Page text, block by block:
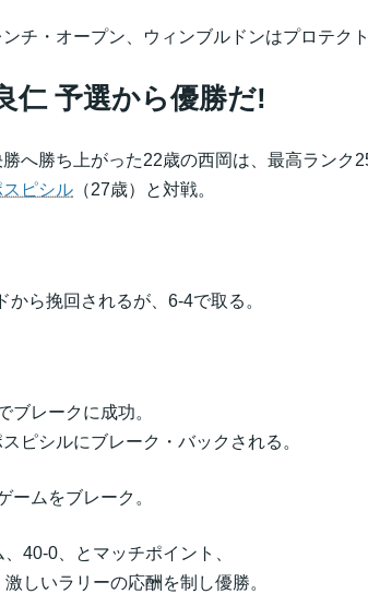
チ・オープン、ウィンブルドンはプロテク
仁 予選から優勝だ!
へ勝ち上がった22歳の西岡は、最高ランク
スピシル （27歳）と対戦。
から挽回されるが、6-4で取る。
ブレークに成功。
ピシルにブレーク・バックされる。
ームをブレーク。
40-0、とマッチポイント、
しいラリーの応酬を制し優勝。